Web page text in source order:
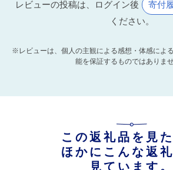
レビューの投稿は、ログイン後 寄付
ください。
※レビューは、個人の主観による感想・体感によ
能を保証するものではありませ
この返礼品を見
ほかにこんな返
見ています。